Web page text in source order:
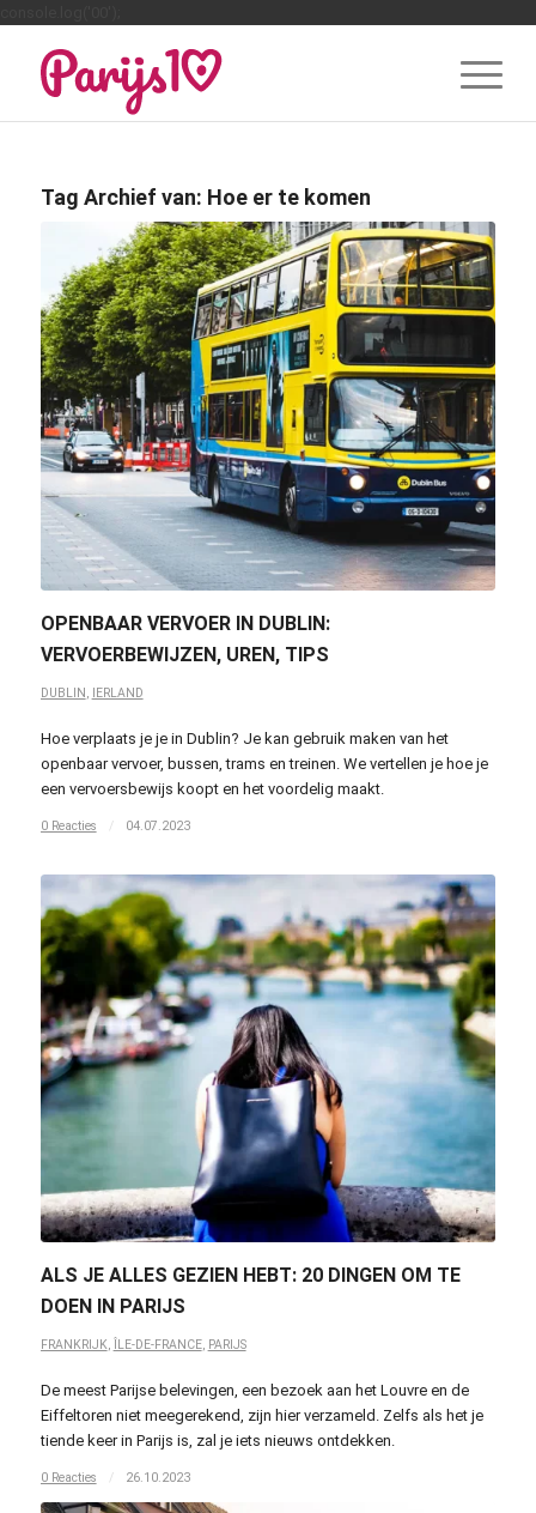
Tag Archief van: Hoe er te komen
OPENBAAR VERVOER IN DUBLIN:
VERVOERBEWIJZEN, UREN, TIPS
DUBLIN, IERLAND
Hoe verplaats je je in Dublin? Je kan gebruik maken van het
openbaar vervoer, bussen, trams en treinen. We vertellen je hoe je
een vervoersbewijs koopt en het voordelig maakt.
0 Reacties / 04.07.2023
ALS JE ALLES GEZIEN HEBT: 20 DINGEN OM TE
DOEN IN PARIJS
FRANKRIJK, ÎLE-DE-FRANCE, PARIJS
De meest Parijse belevingen, een bezoek aan het Louvre en de
Eiffeltoren niet meegerekend, zijn hier verzameld. Zelfs als het je
tiende keer in Parijs is, zal je iets nieuws ontdekken.
0 Reacties / 26.10.2023